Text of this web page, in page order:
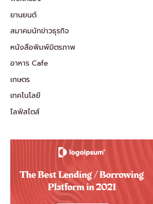
ยานยนต์
สมาคมนักข่าวธุรกิจ
หนังสือพิมพ์มิตรภาพ
อาหาร Cafe
เกษตร
เทคโนโลยี
ไลฟ์สไตส์